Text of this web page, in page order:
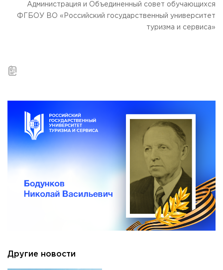
Администрация и Объединенный совет обучающихся
ФГБОУ ВО «Российский государственный университет
туризма и сервиса»
Другие новости